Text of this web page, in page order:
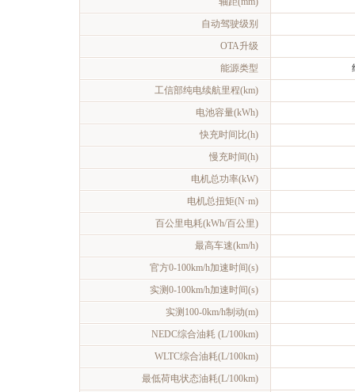
自动驾驶级别
OTA升级
能源类型
工信部纯电续航里程(km)
电池容量(kWh)
快充时间比(h)
慢充时间(h)
电机总功率(kW)
电机总扭矩(N·m)
百公里电耗(kWh/百公里)
最高车速(km/h)
官方0-100km/h加速时间(s)
实测0-100km/h加速时间(s)
实测100-0km/h制动(m)
NEDC综合油耗 (L/100km)
WLTC综合油耗(L/100km)
最低荷电状态油耗(L/100km)